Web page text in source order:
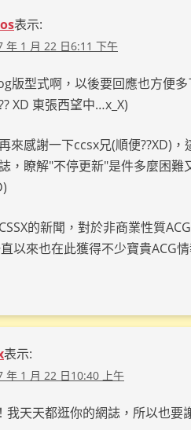
表示:
年 1 月 22 日6:11 下午
版型式啊，以後要回應也方便
XD 東張西望中…x_X)
來感謝一下ccsx兄(順便??XD)
，瞭解"不停更新"是件多麼困
的新聞，對於非商業性質
以來也在此獲得不少寶貴ACG
表示:
年 1 月 22 日10:40 上午
我天天都逛你的網誌，所以也